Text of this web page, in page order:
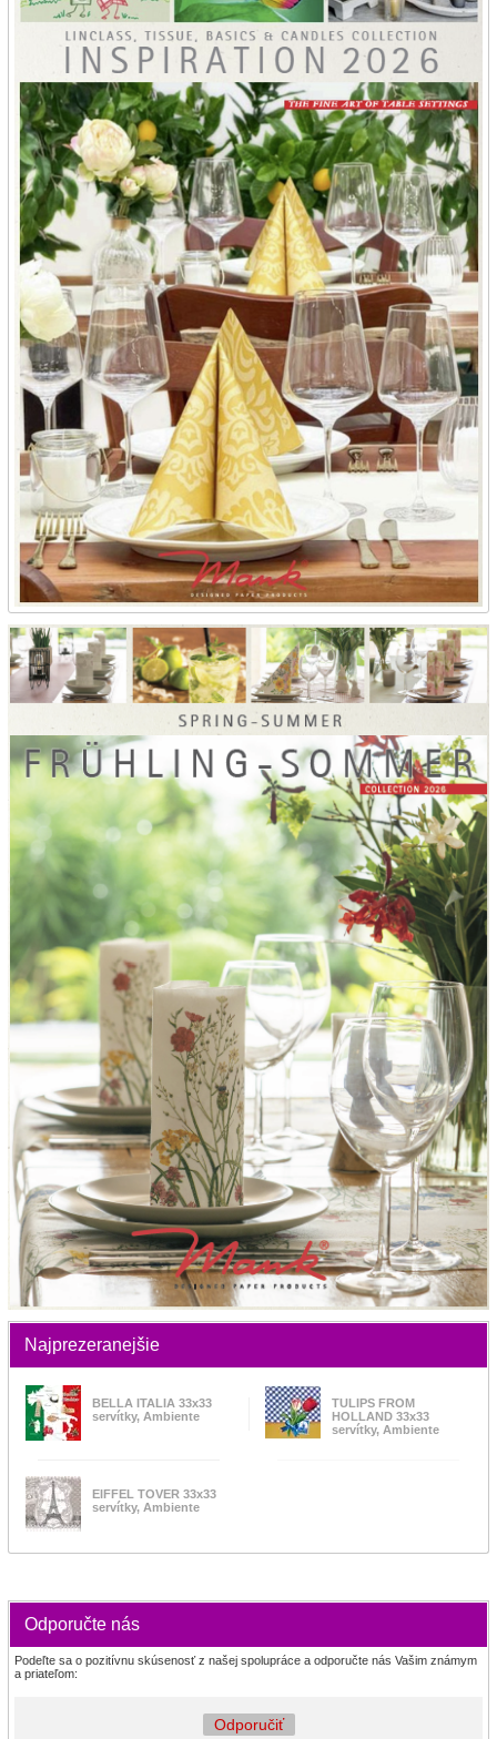
Najprezeranejšie
BELLA ITALIA 33x33
servítky, Ambiente
TULIPS FROM
HOLLAND 33x33
servítky, Ambiente
EIFFEL TOVER 33x33
servítky, Ambiente
Odporučte nás
Podeľte sa o pozitívnu skúsenosť z našej spolupráce a odporučte nás Vašim známym
a priateľom:
Odporučiť